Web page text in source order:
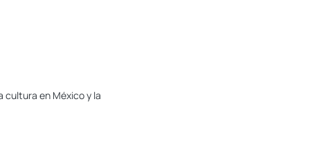
cultura en México y la